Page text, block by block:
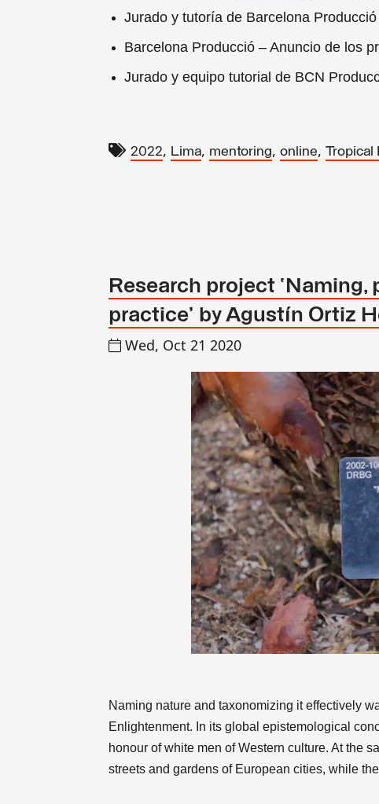
Jurado y tutoría de Barcelona
Barcelona Producció – Anuncio de los
Jurado y equipo tutorial de BCN
2022, Lima, mentoring, online, Tropical
Research project
practice’ by Agustín Ortiz
Wed, Oct 21 2020
Naming nature and taxonomizing it effectively
Enlightenment. In its global epistemological
honour of white men of Western culture. At the
streets and gardens of European cities, while